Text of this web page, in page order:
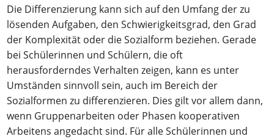
Die Differenzierung kann sich auf den Umfang der zu
lösenden Aufgaben, den Schwierigkeitsgrad, den Grad
der Komplexität oder die Sozialform beziehen. Gerade
bei Schülerinnen und Schülern, die oft
herausforderndes Verhalten zeigen, kann es unter
Umständen sinnvoll sein, auch im Bereich der
Sozialformen zu differenzieren. Dies gilt vor allem dann,
wenn Gruppenarbeiten oder Phasen kooperativen
Arbeitens angedacht sind. Für alle Schülerinnen und